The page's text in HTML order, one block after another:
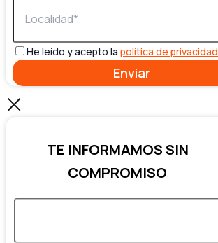
He leído y acepto la política de privacidad
TE INFORMAMOS SIN
COMPROMISO